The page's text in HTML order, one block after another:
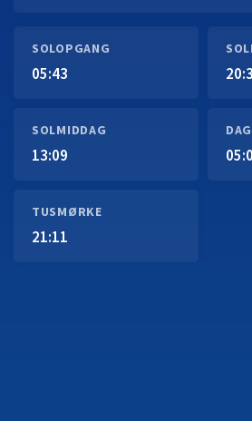
SOLOPGANG
05:43
SOLMIDDAG
13:09
TUSMØRKE
21:11